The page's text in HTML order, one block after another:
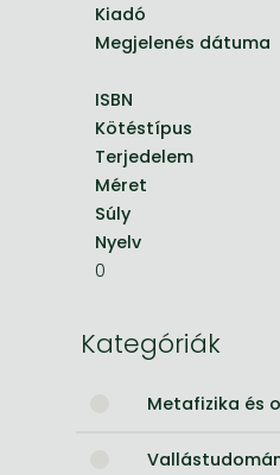
Kiadó
Megjelenés dátuma
ISBN
Kötéstípus
Terjedelem
Méret
Súly
Nyelv
0
Kategóriák
Metafizika és